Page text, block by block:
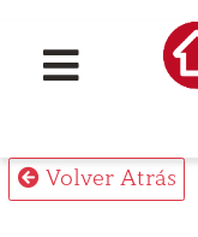
Volver Atrás